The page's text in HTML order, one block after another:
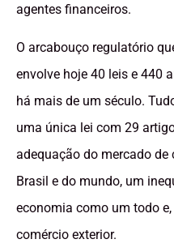
agentes financeiros.
O arcabouço regulatório
envolve hoje 40 leis e 440
há mais de um século.
uma única lei com 29
adequação do mercado
Brasil e do mundo, um
economia como um todo
comércio exterior.